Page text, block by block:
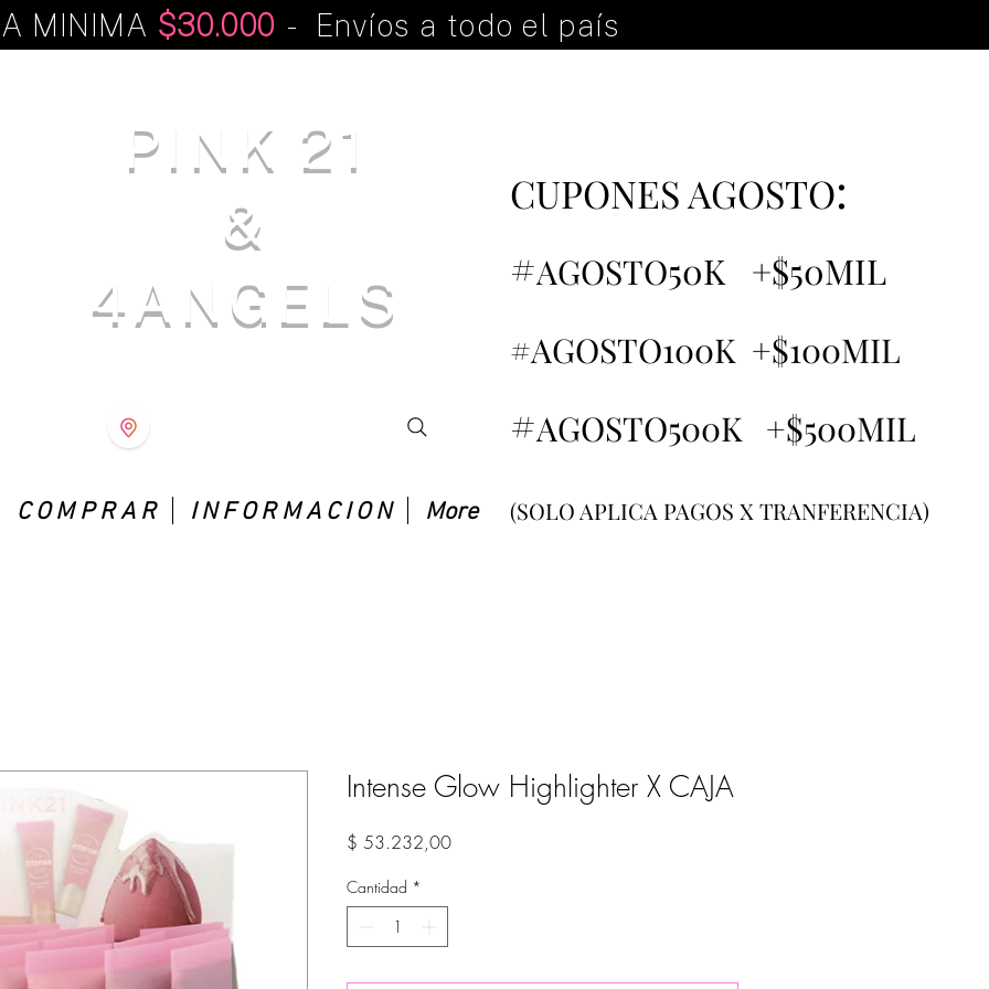
MINIMA $30.000 - Envíos a todo el país
PINK 21
&
4ANGELS
C O M P R A R I N F O R M A C I O N More
CUPONES AGOSTO:
#AGOSTO50K +$50MIL
#AGOSTO100K +$100MIL
#AGOSTO500K +$500MIL
(SOLO APLICA PAGOS X TRANFERENCIA)
Intense Glow Highlighter X CAJA
$ 53.232,00Precio
Cantidad *